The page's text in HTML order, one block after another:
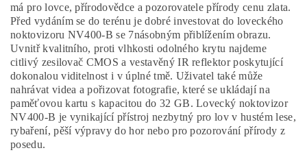
má pro lovce, přírodovědce a pozorovatele přírody cenu zlata.
Před vydáním se do terénu je dobré investovat do loveckého
noktovizoru NV400-B se 7násobným přiblížením obrazu.
Uvnitř kvalitního, proti vlhkosti odolného krytu najdeme
citlivý zesilovač CMOS a vestavěný IR reflektor poskytující
dokonalou viditelnost i v úplné tmě. Uživatel také může
nahrávat videa a pořizovat fotografie, které se ukládají na
paměťovou kartu s kapacitou do 32 GB. Lovecký noktovizor
NV400-B je vynikající přístroj nezbytný pro lov v hustém lese,
rybaření, pěší výpravy do hor nebo pro pozorování přírody z
posedu.